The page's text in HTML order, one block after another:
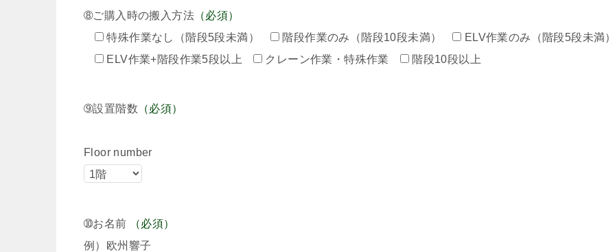
➇ご購入時の搬入方法 （必須）
特殊作業なし（階段5段未満）
階段作業のみ（階段10段未満）
ELV作業のみ（階段5段未満
ELV作業+階段作業5段以上
クレーン作業・特殊作業 階段10段以上
➈設置階数 （必須）
Floor number
➉お名前
（必須）
例）欧州響子